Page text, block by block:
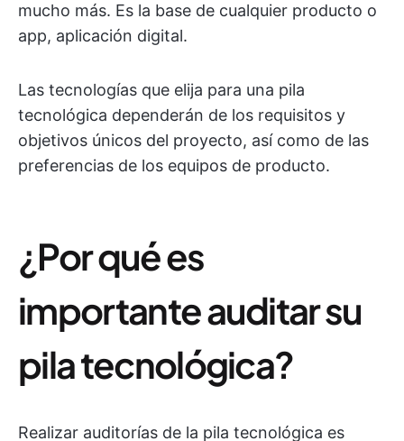
mucho más. Es la base de cualquier producto o
app, aplicación digital.
Las tecnologías que elija para una pila
tecnológica dependerán de los requisitos y
objetivos únicos del proyecto, así como de las
preferencias de los equipos de producto.
¿Por qué es
importante auditar su
pila tecnológica?
Realizar auditorías de la pila tecnológica es